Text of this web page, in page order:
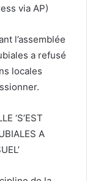
via AP)
l’assemblée
a refusé
locales
‘S’EST
A